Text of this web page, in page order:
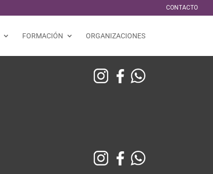
CONTACTO
FORMACIÓN ORGANIZACIONES